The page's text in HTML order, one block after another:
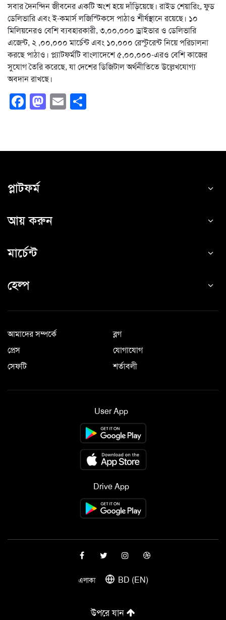
সবার দৈনন্দিন জীবনের একটি অংশ হয়ে দাঁড়িয়েছে। রাইড শেয়ারিং, ফুড
ডেলিভারি এবং ই-কমার্স লজিস্টিকসে পাঠাও শীর্ষস্থানে রয়েছে। ১০
মিলিয়নেরও বেশি ব্যবহারকারী, ৩,০০,০০০ ড্রাইভার ও ডেলিভারি
এজেন্ট, ২ ,০০,০০০ মার্চেন্ট এবং ১০,০০০ রেস্টুরেন্ট নিয়ে পরিচালনা
করছে পাঠাও। প্ল্যাটফর্মটি বাংলাদেশে ৫,০০,০০০-এরও বেশি কাজের
সুযোগ তৈরি করেছে, যা দেশের ডিজিটাল অর্থনীতিতে উল্লেখযোগ্য
অবদান রাখছে।
Facebook
Mastodon
Email
প্লাটফর্ম
আয় করুন
মার্চেন্ট
হেল্প
আমাদের সম্পর্কে
ব্লগ
প্রেস
যোগাযোগ
সেফটি
শর্তাবলী
User App
Drive App
এলাকা BD (EN)
উপরে যান